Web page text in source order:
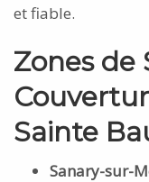
et fiable.
Zones de
Sainte
Sanary-sur-